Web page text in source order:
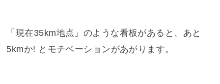
「現在35km地点」のような看板があると、あと
5kmか! とモチベーションがあがります。